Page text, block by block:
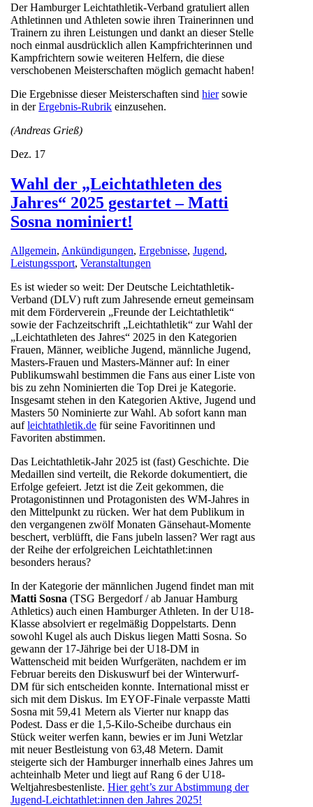
Der Hamburger Leichtathletik-Verband gratuliert allen
Athletinnen und Athleten sowie ihren Trainerinnen und
Trainern zu ihren Leistungen und dankt an dieser Stelle
noch einmal ausdrücklich allen Kampfrichterinnen und
Kampfrichtern sowie weiteren Helfern, die diese
verschobenen Meisterschaften möglich gemacht haben!
Die Ergebnisse dieser Meisterschaften sindhiersowie
in derErgebnis-Rubrik einzusehen.
(Andreas Grieß)
Dez. 17
Wahl der „Leichtathleten des
Jahres“ 2025 gestartet – Matti
Sosna nominiert!
Allgemein,Ankündigungen,Ergebnisse,Jugend,
Leistungssport,Veranstaltungen
Es ist wieder so weit: Der Deutsche Leichtathletik-
Verband (DLV) ruft zum Jahresende erneut gemeinsam
mit dem Förderverein „Freunde der Leichtathletik“
sowie der Fachzeitschrift „Leichtathletik“ zur Wahl der
„Leichtathleten des Jahres“ 2025 in den Kategorien
Frauen, Männer, weibliche Jugend, männliche Jugend,
Masters-Frauen und Masters-Männer auf: In einer
Publikumswahl bestimmen die Fans aus einer Liste von
bis zu zehn Nominierten die Top Drei je Kategorie.
Insgesamt stehen in den Kategorien Aktive, Jugend und
Masters 50 Nominierte zur Wahl. Ab sofort kann man
aufleichtathletik.de für seine Favoritinnen und
Favoriten abstimmen.
Das Leichtathletik-Jahr 2025 ist (fast) Geschichte. Die
Medaillen sind verteilt, die Rekorde dokumentiert, die
Erfolge gefeiert. Jetzt ist die Zeit gekommen, die
Protagonistinnen und Protagonisten des WM-Jahres in
den Mittelpunkt zu rücken. Wer hat dem Publikum in
den vergangenen zwölf Monaten Gänsehaut-Momente
beschert, verblüfft, die Fans jubeln lassen? Wer ragt aus
der Reihe der erfolgreichen Leichtathlet:innen
besonders heraus?
In der Kategorie der männlichen Jugend findet man mit
Matti Sosna (TSG Bergedorf / ab Januar Hamburg
Athletics) auch einen Hamburger Athleten. In der U18-
Klasse absolviert er regelmäßig Doppelstarts. Denn
sowohl Kugel als auch Diskus liegen Matti Sosna. So
gewann der 17-Jährige bei der U18-DM in
Wattenscheid mit beiden Wurfgeräten, nachdem er im
Februar bereits den Diskuswurf bei der Winterwurf-
DM für sich entscheiden konnte. International misst er
sich mit dem Diskus. Im EYOF-Finale verpasste Matti
Sosna mit 59,41 Metern als Vierter nur knapp das
Podest. Dass er die 1,5-Kilo-Scheibe durchaus ein
Stück weiter werfen kann, bewies er im Juni Wetzlar
mit neuer Bestleistung von 63,48 Metern. Damit
steigerte sich der Hamburger innerhalb eines Jahres um
achteinhalb Meter und liegt auf Rang 6 der U18-
Weltjahresbestenliste.Hier geht’s zur Abstimmung der
Jugend-Leichtathlet:innen den Jahres 2025!